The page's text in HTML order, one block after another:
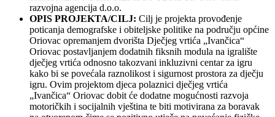
razvojna agencija d.o.o.
OPIS PROJEKTA/CILJ: Cilj je projekta provođenje
poticanja demografske i obiteljske politike na području općine
Oriovac opremanjem dvorišta Dječjeg vrtića „Ivančica“
Oriovac postavljanjem dodatnih fiksnih modula na igralište
dječjeg vrtića odnosno takozvani inkluzivni centar za igru
kako bi se povećala raznolikost i sigurnost prostora za dječju
igru. Ovim projektom djeca polaznici dječjeg vrtića
„Ivančica“ Oriovac dobit će dodatne mogućnosti razvoja
motoričkih i socijalnih vještina te biti motivirana za boravak